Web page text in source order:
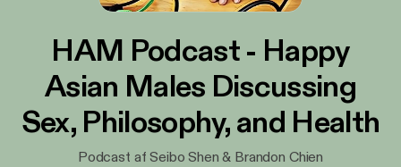
HAM Podcast - Happy
Asian Males Discussing
Sex, Philosophy, and Health
Podcast af Seibo Shen & Brandon Chien